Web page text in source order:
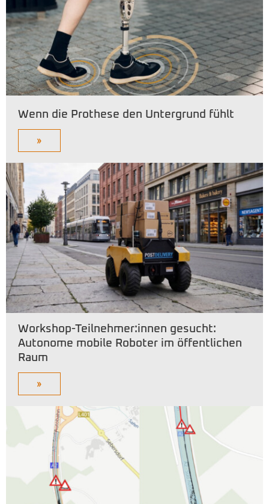
Wenn die Prothese den Untergrund fühlt
»
Workshop-Teilnehmer:innen gesucht:
Autonome mobile Roboter im öffentlichen
Raum
»